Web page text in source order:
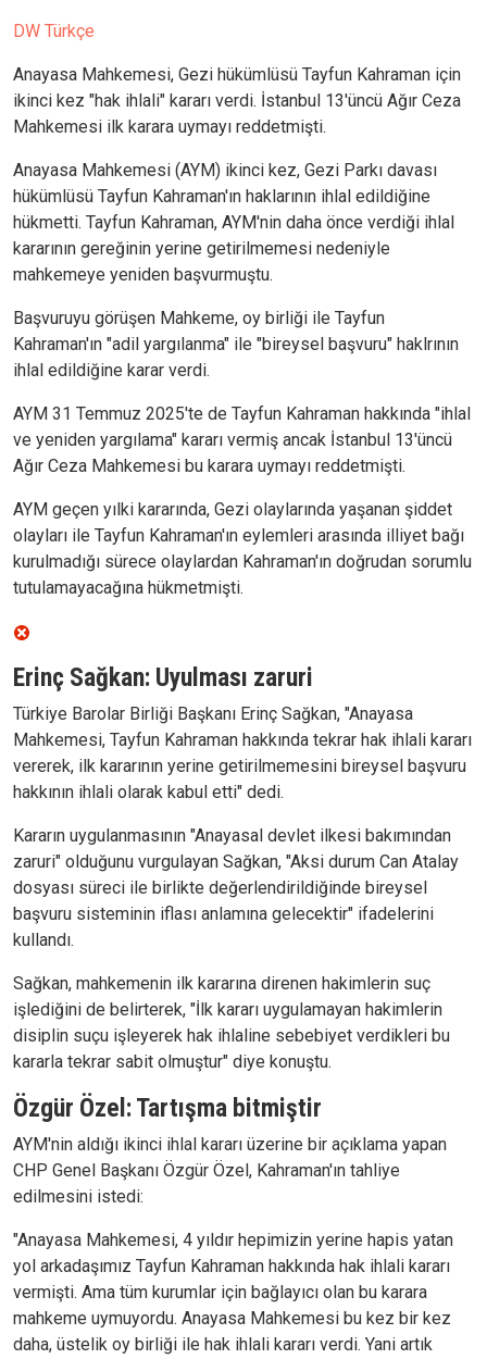
DW Türkçe
Anayasa Mahkemesi, Gezi hükümlüsü Tayfun Kahraman için
ikinci kez "hak ihlali" kararı verdi. İstanbul 13'üncü Ağır Ceza
Mahkemesi ilk karara uymayı reddetmişti.
Anayasa Mahkemesi (AYM) ikinci kez, Gezi Parkı davası
hükümlüsü Tayfun Kahraman'ın haklarının ihlal edildiğine
hükmetti. Tayfun Kahraman, AYM'nin daha önce verdiği ihlal
kararının gereğinin yerine getirilmemesi nedeniyle
mahkemeye yeniden başvurmuştu.
Başvuruyu görüşen Mahkeme, oy birliği ile Tayfun
Kahraman'ın "adil yargılanma" ile "bireysel başvuru" haklrının
ihlal edildiğine karar verdi.
AYM 31 Temmuz 2025'te de Tayfun Kahraman hakkında "ihlal
ve yeniden yargılama" kararı vermiş ancak İstanbul 13'üncü
Ağır Ceza Mahkemesi bu karara uymayı reddetmişti.
AYM geçen yılki kararında, Gezi olaylarında yaşanan şiddet
olayları ile Tayfun Kahraman'ın eylemleri arasında illiyet bağı
kurulmadığı sürece olaylardan Kahraman'ın doğrudan sorumlu
tutulamayacağına hükmetmişti.
Erinç Sağkan: Uyulması zaruri
Türkiye Barolar Birliği Başkanı Erinç Sağkan, "Anayasa
Mahkemesi, Tayfun Kahraman hakkında tekrar hak ihlali kararı
vererek, ilk kararının yerine getirilmemesini bireysel başvuru
hakkının ihlali olarak kabul etti" dedi.
Kararın uygulanmasının "Anayasal devlet ilkesi bakımından
zaruri" olduğunu vurgulayan Sağkan, "Aksi durum Can Atalay
dosyası süreci ile birlikte değerlendirildiğinde bireysel
başvuru sisteminin iflası anlamına gelecektir" ifadelerini
kullandı.
Sağkan, mahkemenin ilk kararına direnen hakimlerin suç
işlediğini de belirterek, "İlk kararı uygulamayan hakimlerin
disiplin suçu işleyerek hak ihlaline sebebiyet verdikleri bu
kararla tekrar sabit olmuştur" diye konuştu.
Özgür Özel: Tartışma bitmiştir
AYM'nin aldığı ikinci ihlal kararı üzerine bir açıklama yapan
CHP Genel Başkanı Özgür Özel, Kahraman'ın tahliye
edilmesini istedi:
"Anayasa Mahkemesi, 4 yıldır hepimizin yerine hapis yatan
yol arkadaşımız Tayfun Kahraman hakkında hak ihlali kararı
vermişti. Ama tüm kurumlar için bağlayıcı olan bu karara
mahkeme uymuyordu. Anayasa Mahkemesi bu kez bir kez
daha, üstelik oy birliği ile hak ihlali kararı verdi. Yani artık